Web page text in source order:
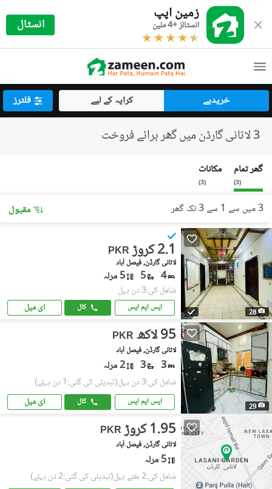
زمین اپپ
انسٹالز +4 ملین انسٹال
خریدیے کرایہ کے لیے فلٹرز
3 لاثانی گارڈن میں گھر برائے فروخت
گھر تمام
(
3
)
مکانات
(
3
)
3 میں سے 1 سے 3 تک گھر مقبول
28
PKR 2.1 کروڑ
لاثانی گارڈن, فیصل آباد
4
5 5 مرلہ
شامل کی:3 دن پہل
ایس ایم ایس کال ای میل
29
PKR 95 لاکھ
لاثانی گارڈن, فیصل آباد
3
3 2 مرلہ
شامل کی:3 دن پہل (تبدیلی کی گئی:1 دن پہلے)
ایس ایم ایس کال ای میل
PKR 1.95 کروڑ
لاثانی گارڈن, فیصل آباد
5 مرلہ
شامل کی:2 ہفتے پہل (تبدیلی کی گئی:2 دن پہلے)